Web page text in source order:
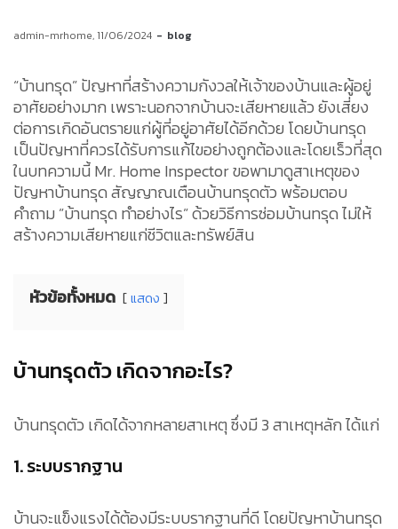
by
admin-mrhome 11/06/2024 blog
“บ้านทรุด” ปัญหาที่สร้างความกังวลให้เจ้าของบ้านและผู้อยู่
อาศัยอย่างมาก เพราะนอกจากบ้านจะเสียหายแล้ว ยังเสี่ยง
ต่อการเกิดอันตรายแก่ผู้ที่อยู่อาศัยได้อีกด้วย โดยบ้านทรุด
เป็นปัญหาที่ควรได้รับการแก้ไขอย่างถูกต้องและโดยเร็วที่สุด
ในบทความนี้ Mr. Home Inspector ขอพามาดูสาเหตุของ
ปัญหาบ้านทรุด สัญญาณเตือนบ้านทรุดตัว พร้อมตอบ
คำถาม ”บ้านทรุด ทำอย่างไร” ด้วยวิธีการซ่อมบ้านทรุด ไม่ให้
สร้างความเสียหายแก่ชีวิตและทรัพย์สิน
หัวข้อทั้งหมด แสดง
บ้านทรุดตัว เกิดจากอะไร?
บ้านทรุดตัว เกิดได้จากหลายสาเหตุ ซึ่งมี 3 สาเหตุหลัก ได้แก่
1. ระบบรากฐาน
บ้านจะแข็งแรงได้ต้องมีระบบรากฐานที่ดี โดยปัญหาบ้านทรุด